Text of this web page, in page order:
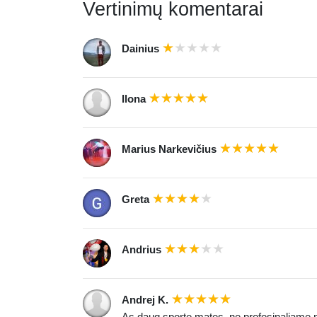
Vertinimų komentarai
Dainius
Ilona
Marius Narkevičius
Greta
Andrius
Andrej K.